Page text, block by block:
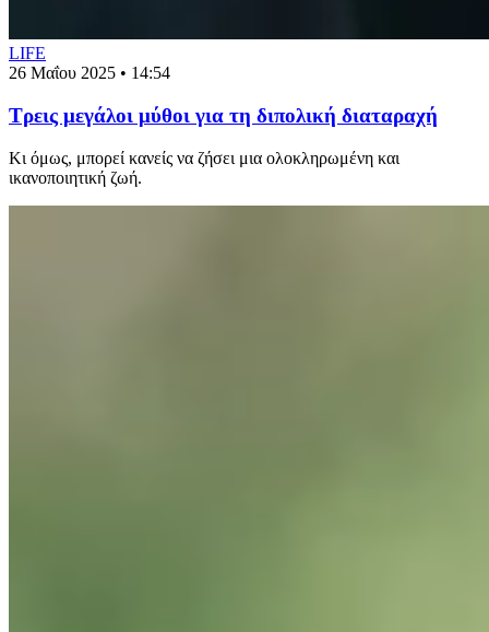
LIFE
26 Μαΐου 2025 • 14:54
Τρεις μεγάλοι μύθοι για τη διπολική διαταραχή
Κι όμως, μπορεί κανείς να ζήσει μια ολοκληρωμένη και
ικανοποιητική ζωή.